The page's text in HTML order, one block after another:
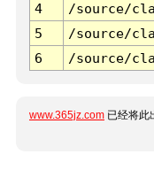
4
/source/
5
/source/
6
/source/
www.365jz.com 已经将此